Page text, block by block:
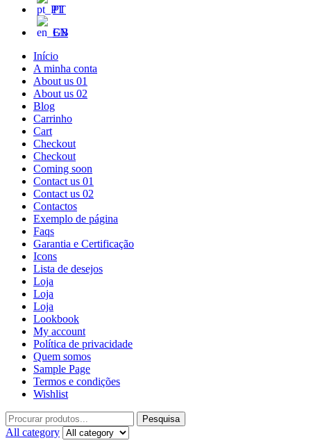
PT
EN
Início
A minha conta
About us 01
About us 02
Blog
Carrinho
Cart
Checkout
Checkout
Coming soon
Contact us 01
Contact us 02
Contactos
Exemplo de página
Faqs
Garantia e Certificação
Icons
Lista de desejos
Loja
Loja
Loja
Lookbook
My account
Política de privacidade
Quem somos
Sample Page
Termos e condições
Wishlist
Pesquisa
All category